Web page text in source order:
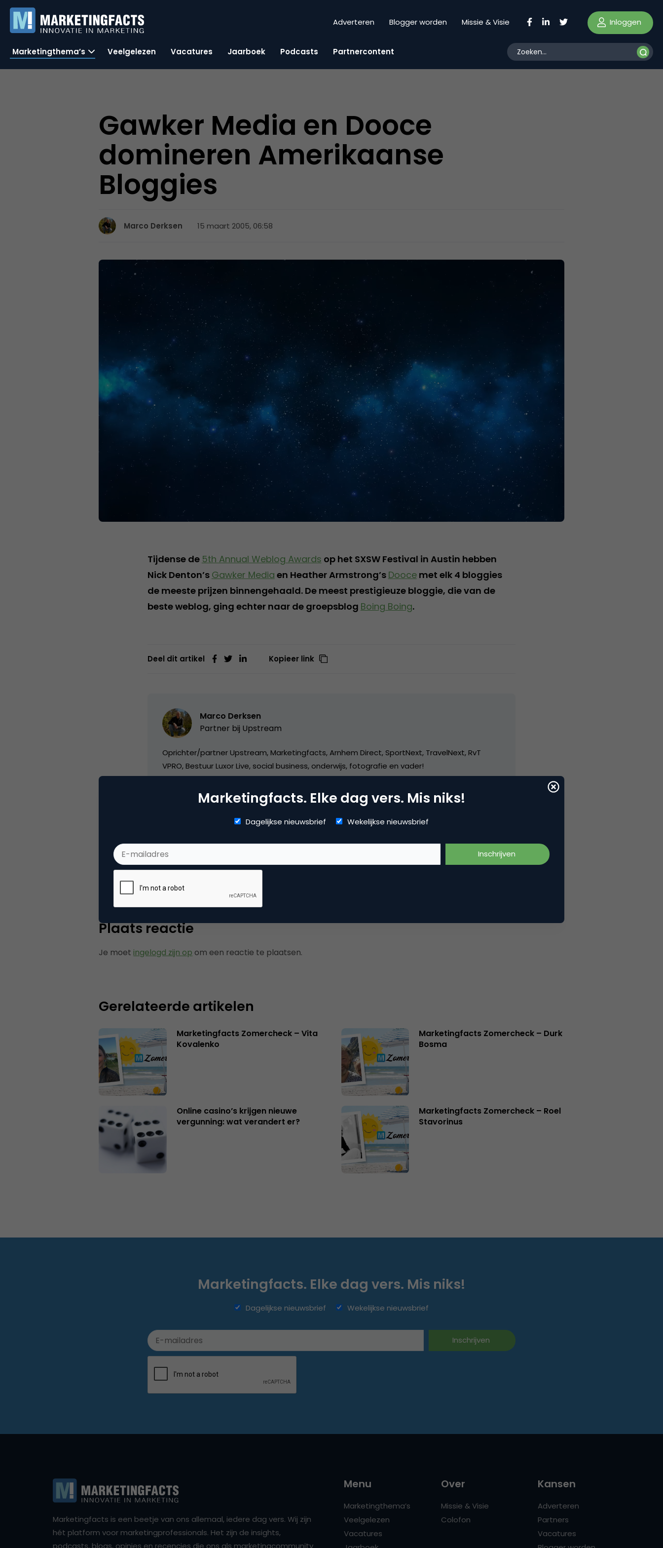
Adverteren Blogger worden Missie & Visie Inloggen
Marketingthema’s Veelgelezen Vacatures Jaarboek Podcasts Partnercontent
Gawker Media en Dooce
domineren Amerikaanse
Bloggies
Marco Derksen 15 maart 2005, 06:58
Tijdense de 5th Annual Weblog Awards op het SXSW Festival in Austin hebben
Nick Denton’s Gawker Media en Heather Armstrong’s Doocemet elk 4 bloggies
de meeste prijzen binnengehaald. De meest prestigieuze bloggie, die van de
beste weblog, ging echter naar de groepsblog Boing Boing.
Deel dit artikel Kopieer link
Marco Derksen
Partner bij Upstream
Oprichter/partner Upstream, Marketingfacts, Arnhem Direct, SportNext, TravelNext, RvT
VPRO, Bestuur Luxor Live, social business, onderwijs, fotografie en vader!
Categorie Media
Plaats reactie
Je moet ingelogd zijn op om een reactie te plaatsen.
Gerelateerde artikelen
Marketingfacts Zomercheck – Vita
Kovalenko
Marketingfacts Zomercheck – Durk
Bosma
Online casino’s krijgen nieuwe
vergunning: wat verandert er?
Marketingfacts Zomercheck – Roel
Stavorinus
Marketingfacts. Elke dag vers. Mis niks!
Dagelijkse nieuwsbrief Wekelijkse nieuwsbrief
Marketingfacts. Elke dag vers. Mis niks!
Dagelijkse nieuwsbrief Wekelijkse nieuwsbrief
Marketingfacts is een beetje van ons allemaal, iedere dag vers. Wij zijn
hét platform voor marketingprofessionals. Het zijn de insights,
podcasts, blogs, opinies en recencies die ons als marketingcommunity
Menu
Marketingthema’s
Veelgelezen
Vacatures
Over
Missie & Visie
Colofon
Kansen
Adverteren
Partners
Vacatures